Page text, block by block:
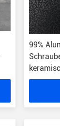
99%